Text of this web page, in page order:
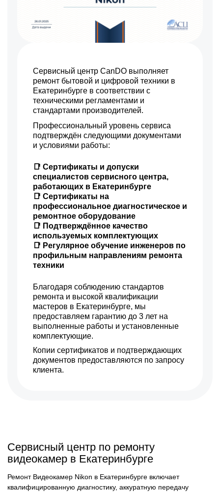
Сервисный центр CanDO выполняет
ремонт бытовой и цифровой техники в
Екатеринбурге в соответствии с
техническими регламентами и
стандартами производителей.
Профессиональный уровень сервиса
подтверждён следующими документами
и условиями работы:
📑 Сертификаты и допуски
специалистов сервисного центра,
работающих в Екатеринбурге
📑 Сертификаты на
профессиональное диагностическое и
ремонтное оборудование
📑 Подтверждённое качество
используемых комплектующих
📑 Регулярное обучение инженеров по
профильным направлениям ремонта
техники
Благодаря соблюдению стандартов
ремонта и высокой квалификации
мастеров в Екатеринбурге, мы
предоставляем гарантию до 3 лет на
выполненные работы и установленные
комплектующие.
Копии сертификатов и подтверждающих
документов предоставляются по запросу
клиента.
Сервисный центр по ремонту
видеокамер в Екатеринбурге
Ремонт Видеокамер Nikon в Екатеринбурге включает
квалифицированную диагностику, аккуратную передачу